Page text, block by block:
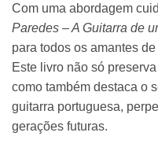
Com uma abordagem
Paredes – A Guitarra de
para todos os amantes
Este livro não só
como também destaca o
guitarra portuguesa,
gerações futuras.